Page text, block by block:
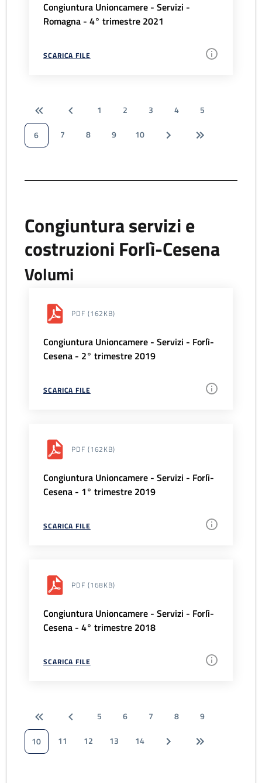
Congiuntura Unioncamere - Servizi -
Romagna - 4° trimestre 2021
SCARICA FILE
1 2 3 4
5
6
7 8 9 10
Congiuntura servizi e
costruzioni Forlì-Cesena
Volumi
PDF (162KB)
Congiuntura Unioncamere - Servizi - Forlì-
Cesena - 2° trimestre 2019
SCARICA FILE
PDF (162KB)
Congiuntura Unioncamere - Servizi - Forlì-
Cesena - 1° trimestre 2019
SCARICA FILE
PDF (168KB)
Congiuntura Unioncamere - Servizi - Forlì-
Cesena - 4° trimestre 2018
SCARICA FILE
5 6 7 8
9
10
11 12 13 14